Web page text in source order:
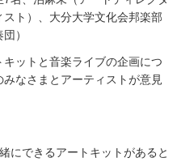
ト）、大分大学文化会邦楽部
）
ットと音楽ライブの企画につ
なさまとアーティストが意見
にできるアートキットがあると